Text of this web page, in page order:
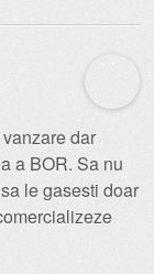
dar
a BOR. Sa nu
le gasesti doar